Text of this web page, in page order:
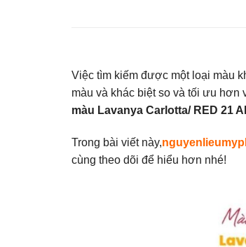
Việc tìm kiếm được một loại màu
màu và khác biệt so và tối ưu hơn
màu Lavanya Carlotta/ RED 21
Trong bài viết này,
cùng theo dõi để hiểu hơn nhé!